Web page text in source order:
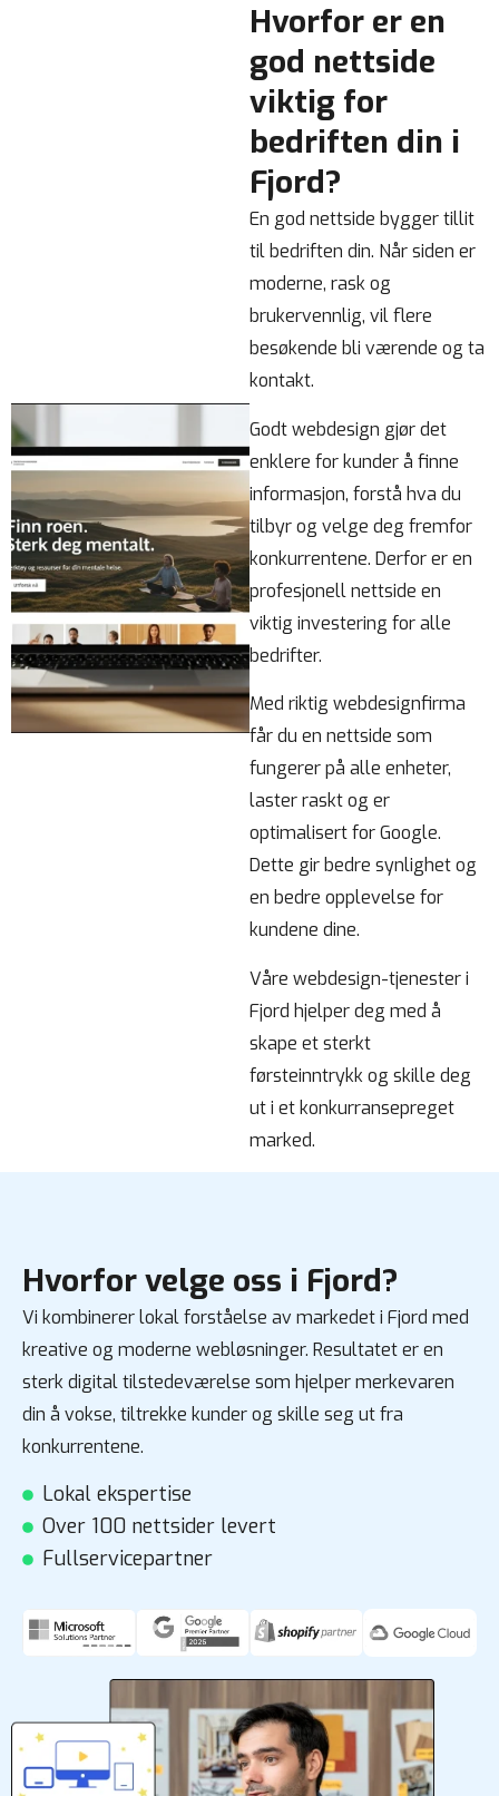
Hvorfor er en
god nettside
viktig for
bedriften din i
Fjord?
En god nettside bygger tillit
til bedriften din. Når siden er
moderne, rask og
brukervennlig, vil flere
besøkende bli værende og ta
kontakt.
Godt webdesign gjør det
enklere for kunder å finne
informasjon, forstå hva du
tilbyr og velge deg fremfor
konkurrentene. Derfor er en
profesjonell nettside en
viktig investering for alle
bedrifter.
Med riktig webdesignfirma
får du en nettside som
fungerer på alle enheter,
laster raskt og er
optimalisert for Google.
Dette gir bedre synlighet og
en bedre opplevelse for
kundene dine.
Våre webdesign-tjenester i
Fjord hjelper deg med å
skape et sterkt
førsteinntrykk og skille deg
ut i et konkurransepreget
marked.
Hvorfor velge oss i Fjord?
Vi kombinerer lokal forståelse av markedet i Fjord med
kreative og moderne webløsninger. Resultatet er en
sterk digital tilstedeværelse som hjelper merkevaren
din å vokse, tiltrekke kunder og skille seg ut fra
konkurrentene.
Lokal ekspertise
Over 100 nettsider levert
Fullservicepartner